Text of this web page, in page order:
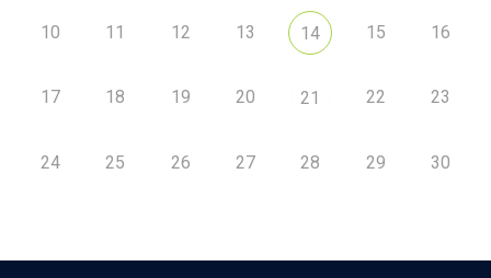
10 11 12 13 14 15 16
17 18 19 20 21 22 23
24 25 26 27 28 29 30